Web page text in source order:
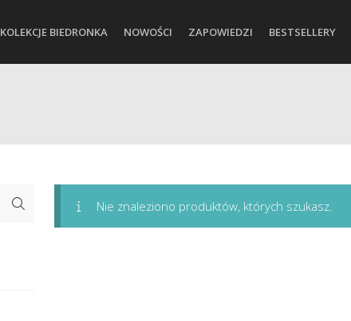
KOLEKCJE BIEDRONKA NOWOŚCI ZAPOWIEDZI BESTSELLERY
Nie znaleziono produktów, których szukasz.